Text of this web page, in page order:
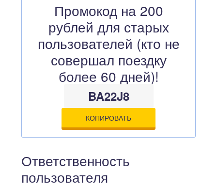
Промокод на 200
рублей для старых
пользователей (кто не
совершал поездку
более 60 дней)!
BA22J8
КОПИРОВАТЬ
Ответственность
пользователя